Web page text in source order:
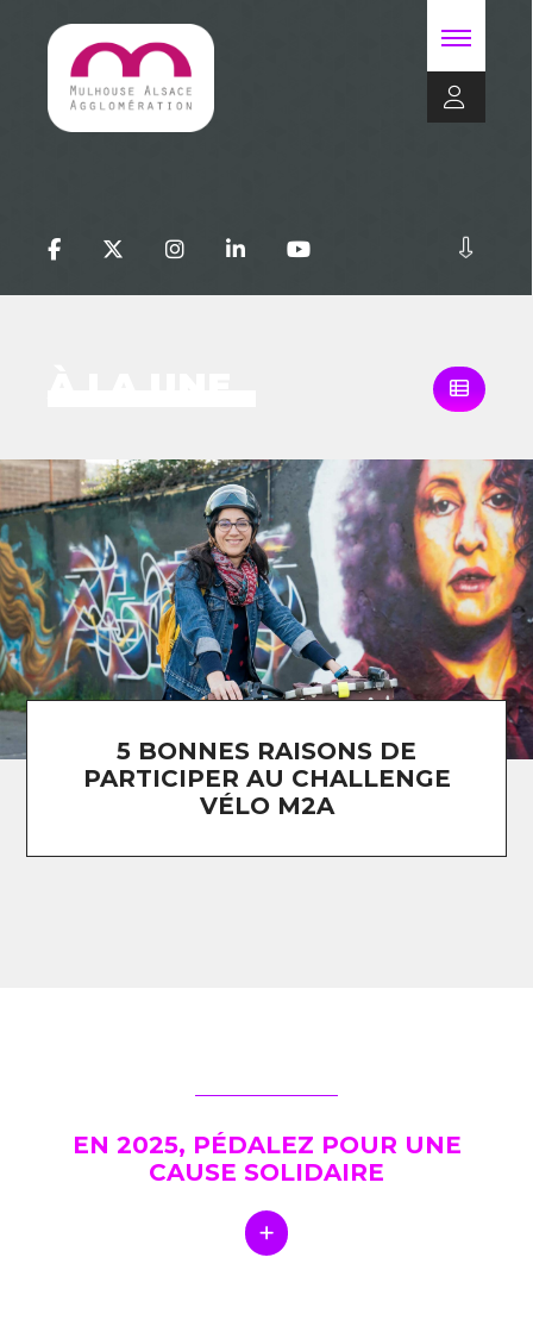
5 BONNES RAISONS DE
PARTICIPER AU CHALLENGE
VÉLO M2A
EN 2025, PÉDALEZ POUR UNE
CAUSE SOLIDAIRE